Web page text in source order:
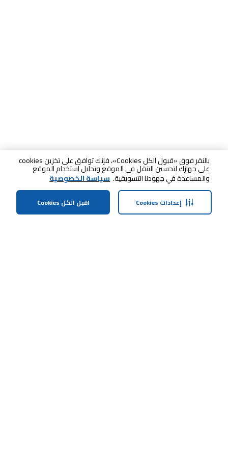
بالنقر فوق «قبول الكل Cookies»، فإنك توافق على تخزين cookies
على جهازك لتحسين التنقل في الموقع وتحليل استخدام الموقع
والمساعدة في جهودنا التسويقية. سياسة الخصوصية
اقبل الكل Cookies إعدادات Cookies
الصفحة الرئيسية الفئات الملف الشخصي سلة التسوق